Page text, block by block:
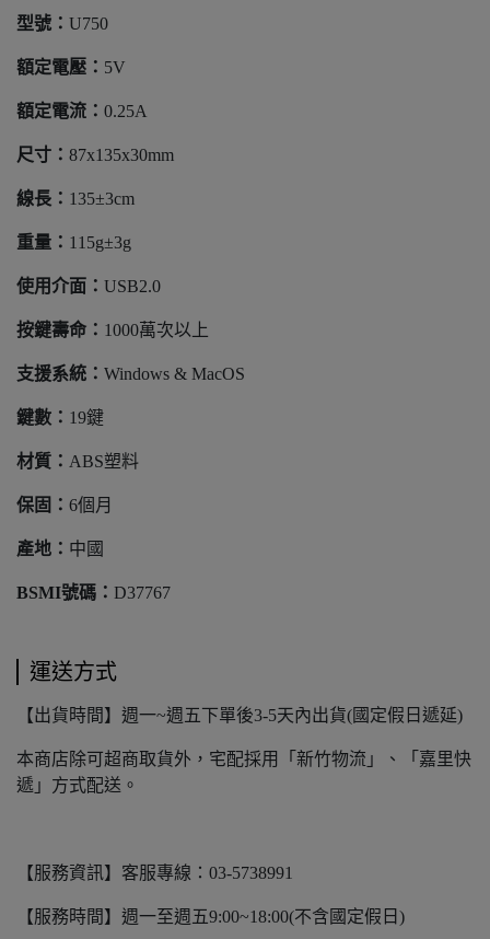
型號： U750
額定電壓： 5V
額定電流： 0.25A
尺寸： 87x135x30mm
線長： 135±3cm
重量： 115g±3g
使用介面： USB2.0
按鍵壽命： 1000萬次以上
支援系統： Windows & MacOS
鍵數： 19鍵
材質： ABS塑料
保固： 6個月
產地： 中國
BSMI號碼： D37767
運送方式
【出貨時間】週一~週五下單後3-5天內出貨(國定假日遞延)
本商店除可超商取貨外，宅配採用「新竹物流」、「嘉里快
遞」方式配送。
【服務資訊】客服專線：03-5738991
【服務時間】週一至週五9:00~18:00(不含國定假日)